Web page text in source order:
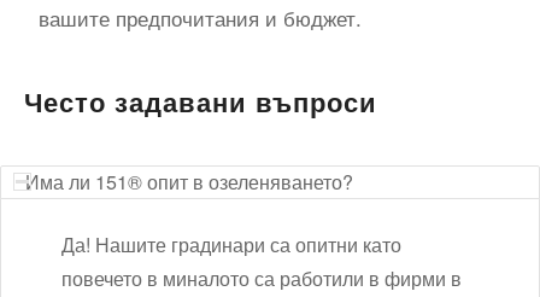
вашите предпочитания и бюджет.
Често задавани въпроси
Има ли 151® опит в озеленяването?
Да! Нашите градинари са опитни като
повечето в миналото са работили в фирми в